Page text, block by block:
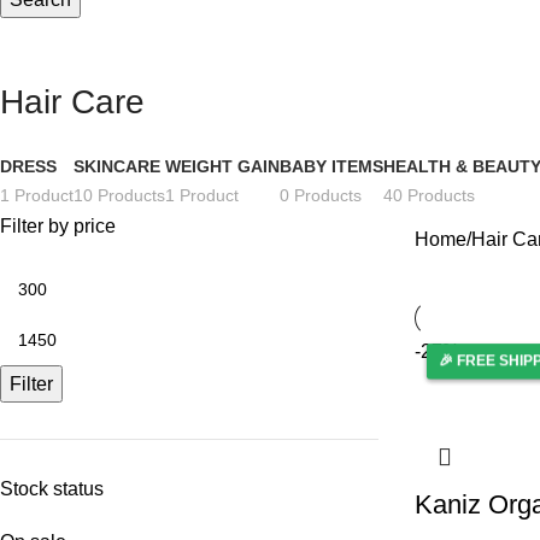
Hair Care
DRESS
1 Product
SKINCARE
10 Products
WEIGHT GAIN
1 Product
BABY ITEMS
0 Products
HEALTH & BEAUTY
40 Products
Filter by price
Filter
Stock status
Home Hair
-27%
Kaniz
🎉 FREE
🎉 FREE